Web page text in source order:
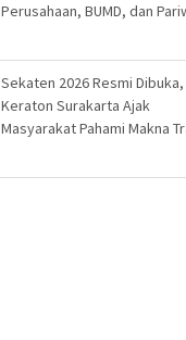
Perusahaan, BUMD, dan
Sekaten 2026 Resmi Dibuka,
Keraton Surakarta Ajak
Masyarakat Pahami Makna